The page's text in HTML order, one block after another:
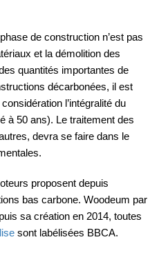
de construction n’est pas
et la démolition des
quantités importantes de
décarbonées, il est
l’intégralité du
à 50 ans). Le traitement des
devra se faire dans le
proposent depuis
bas carbone. Woodeum par
sa création en 2014, toutes
sont labélisées BBCA.